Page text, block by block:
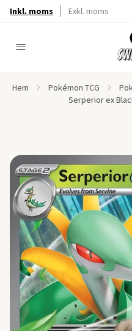
Inkl. moms Exkl. moms
Hem Pokémon TCG
Serperior ex